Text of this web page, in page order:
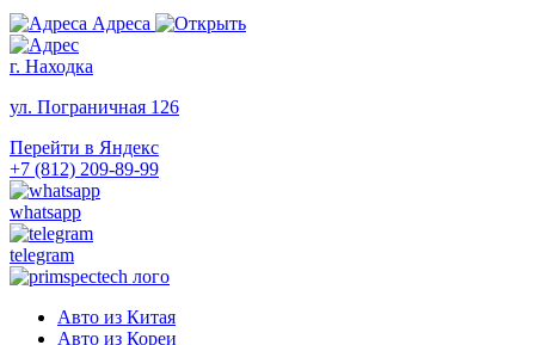
Адреса
г. Находка
ул. Пограничная 126
Перейти в Яндекс
+7 (812) 209-89-99
whatsapp
telegram
Авто из Китая
Авто из Кореи